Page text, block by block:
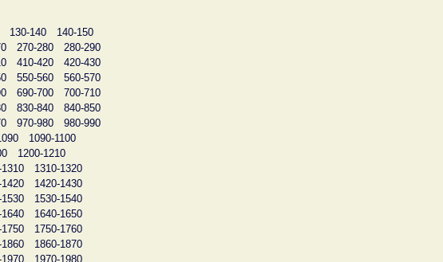
130-140
140-150
270-280
280-290
410-420
420-430
550-560
560-570
690-700
700-710
830-840
840-850
970-980
980-990
1090-1100
1200-1210
1310-1320
1420-1430
1530-1540
1640-1650
1750-1760
1860-1870
1970-1980